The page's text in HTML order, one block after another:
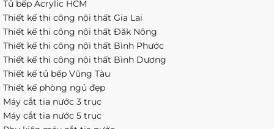
Tủ bếp Acrylic HCM
Thiết kế thi công nội thất Gia Lai
Thiết kế thi công nội thất Đăk Nông
Thiết kế thi công nội thất Bình Phước
Thiết kế thi công nội thất Bình Dương
Thiết kế tủ bếp Vũng Tàu
Thiết kế phòng ngủ đẹp
Máy cắt tia nước 3 trục
Máy cắt tia nước 5 trục